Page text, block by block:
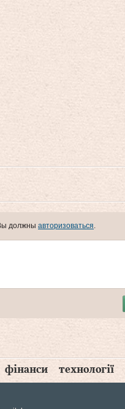
должны авторизоваться
фінанси технології